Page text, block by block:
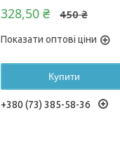
450 ₴
328,50 ₴
Показати оптові ціни
Купити
+380 (73) 385-58-36